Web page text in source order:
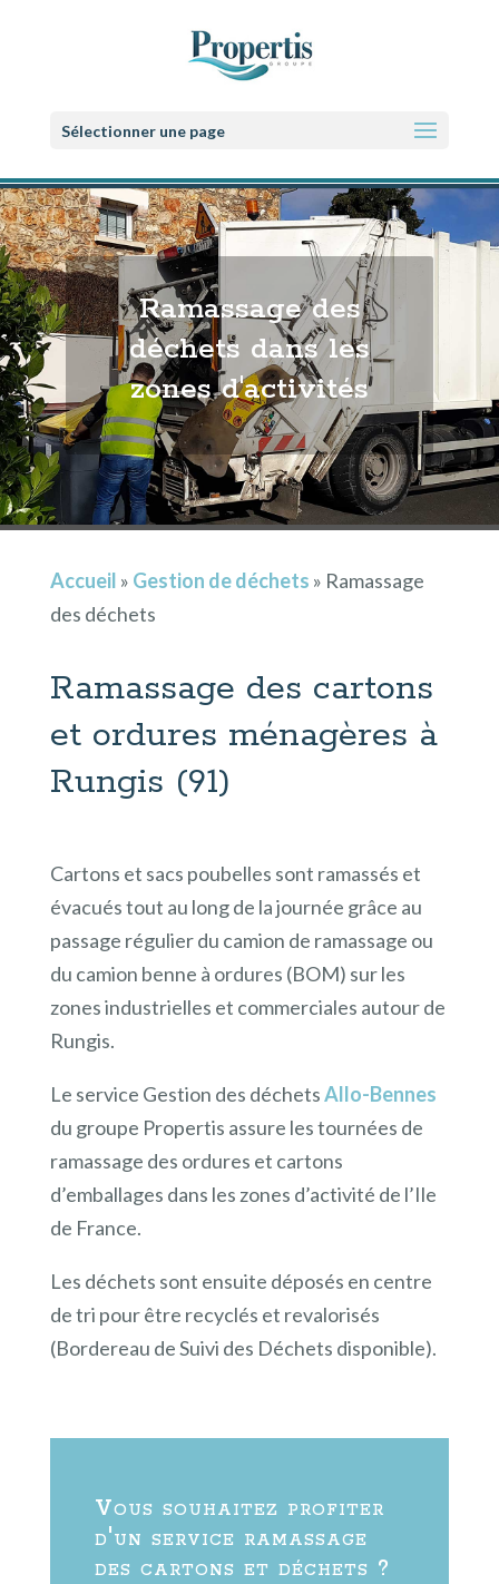
Sélectionner une page
Ramassage des
déchets dans les
zones d'activités
Accueil » Gestion de déchets » Ramassage
des déchets
Ramassage des cartons
et ordures ménagères à
Rungis (91)
Cartons et sacs poubelles sont ramassés et
évacués tout au long de la journée grâce au
passage régulier du camion de ramassage ou
du camion benne à ordures (BOM) sur les
zones industrielles et commerciales autour de
Rungis.
Le service Gestion des déchetsAllo-Bennes
du groupe Propertis assure les tournées de
ramassage des ordures et cartons
d’emballages dans les zones d’activité de l’Ile
de France.
Les déchets sont ensuite déposés en centre
de tri pour être recyclés et revalorisés
(Bordereau de Suivi des Déchets disponible).
Vous souhaitez profiter
d'un service ramassage
des cartons et déchets ?